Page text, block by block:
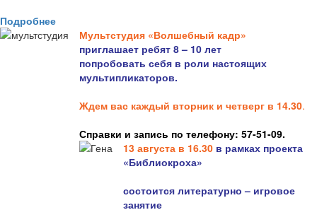
Подробнее
Мультстудия «Волшебный кадр»
приглашает ребят 8 – 10 лет
попробовать себя в роли настоящих
мультипликаторов.
Ждем вас каждый вторник и четверг в 14.30.
Справки и запись по телефону: 57-51-09.
13 августа в 16.30 в рамках проекта
«Библиокроха»
состоится литературно – игровое
занятие